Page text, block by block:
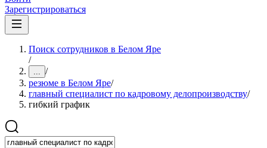
Зарегистрироваться
Поиск сотрудников в Белом Яре
/
... /
резюме в Белом Яре/
главный специалист по кадровому делопроизводству/
гибкий график